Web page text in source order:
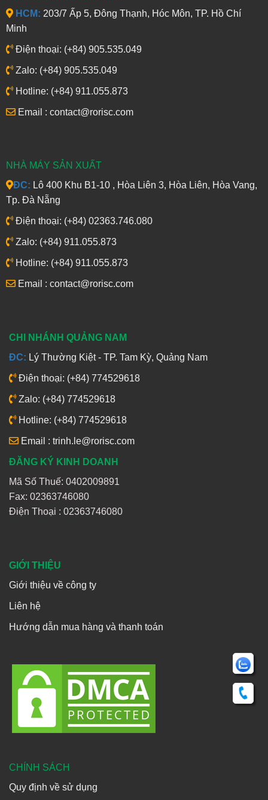
HCM: 203/7 Ấp 5, Đông Thạnh, Hóc Môn, TP. Hồ Chí
Minh
Điện thoại: (+84) 905.535.049
Zalo: (+84) 905.535.049
Hotline: (+84) 911.055.873
Email : contact@rorisc.com
NHÀ MÁY SẢN XUẤT
ĐC: Lô 400 Khu B1-10 , Hòa Liên 3, Hòa Liên, Hòa Vang,
Tp. Đà Nẵng
Điện thoại: (+84) 02363.746.080
Zalo: (+84) 911.055.873
Hotline: (+84) 911.055.873
Email : contact@rorisc.com
CHI NHÁNH QUẢNG NAM
ĐC: Lý Thường Kiệt - TP. Tam Kỳ, Quảng Nam
Điện thoại: (+84) 774529618
Zalo: (+84) 774529618
Hotline: (+84) 774529618
Email : trinh.le@rorisc.com
ĐĂNG KÝ KINH DOANH
Mã Số Thuế: 0402009891
Fax: 02363746080
Điện Thoại : 02363746080
GIỚI THIỆU
Giới thiệu về công ty
Liên hệ
Hướng dẫn mua hàng và thanh toán
CHÍNH SÁCH
Quy định về sử dụng